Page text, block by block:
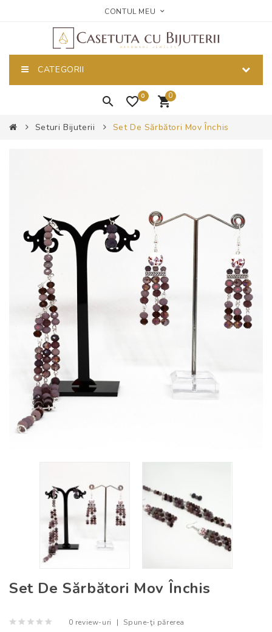
CONTUL MEU
CATEGORII
0
0
Seturi Bijuterii Set De Sărbători Mov Închis
Set De Sărbători Mov Închis
0 review-uri | Spune-ţi părerea